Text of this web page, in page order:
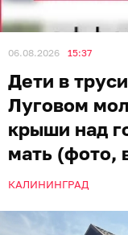
06.08.2026 15:37
Дети в
Луговом
крыши над
мать (фото,
КАЛИНИНГРАД